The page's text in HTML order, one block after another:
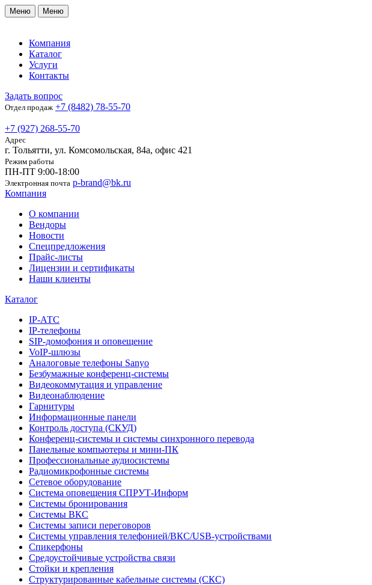
Меню Меню
Компания
Каталог
Услуги
Контакты
Задать вопрос
Отдел продаж +7 (8482) 78-55-70
+7 (927) 268-55-70
Адрес
г. Тольятти, ул. Комсомольская, 84а, офис 421
Режим работы
ПН-ПТ 9:00-18:00
Электронная почта p-brand@bk.ru
Компания
О компании
Вендоры
Новости
Спецпредложения
Прайс-листы
Лицензии и сертификаты
Наши клиенты
Каталог
IP-АТС
IP-телефоны
SIP-домофония и оповещение
VoIP-шлюзы
Аналоговые телефоны Sanyo
Безбумажные конференц-системы
Видеокоммутация и управление
Видеонаблюдение
Гарнитуры
Информационные панели
Контроль доступа (СКУД)
Конференц-системы и системы синхронного перевода
Панельные компьютеры и мини-ПК
Профессиональные аудиосистемы
Радиомикрофонные системы
Сетевое оборудование
Система оповещения СПРУТ-Информ
Системы бронирования
Системы ВКС
Системы записи переговоров
Системы управления телефонией/ВКС/USB-устройствами
Спикерфоны
Средоустойчивые устройства связи
Стойки и крепления
Структурированные кабельные системы (СКС)